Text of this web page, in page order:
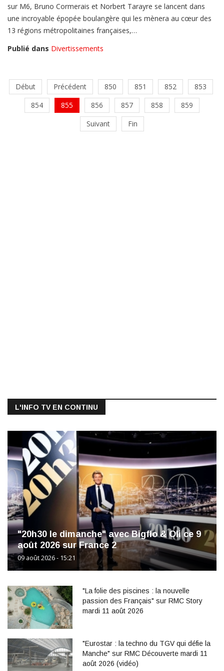
sur M6, Bruno Cormerais et Norbert Tarayre se lancent dans
une incroyable épopée boulangère qui les mènera au cœur des
13 régions métropolitaines françaises,…
Publié dans Divertissements
Début Précédent 850 851 852
853
854
855 856 857 858
859
Suivant
Fin
L'INFO TV EN CONTINU
"20h30 le dimanche" avec Bigflo & Oli ce 9
août 2026 sur France 2
09 août 2026 - 15:21
"La folie des piscines : la nouvelle
passion des Français" sur RMC Story
mardi 11 août 2026
"Eurostar : la techno du TGV qui défie la
Manche" sur RMC Découverte mardi 11
août 2026 (vidéo)